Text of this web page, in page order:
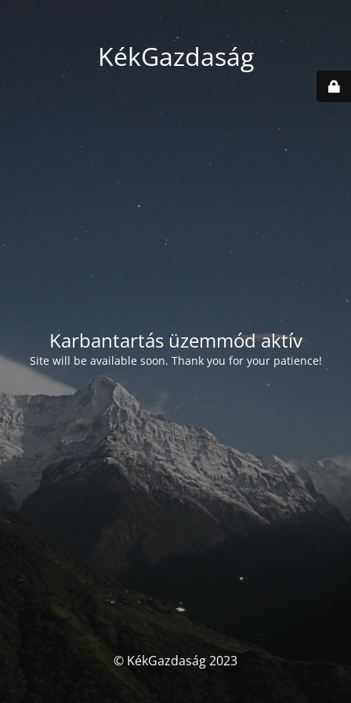
KékGazdaság
Karbantartás üzemmód aktív
Site will be available soon. Thank you for your patience!
© KékGazdaság 2023